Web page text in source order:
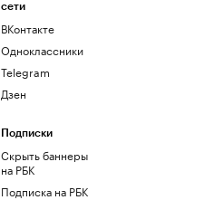
сети
ВКонтакте
Одноклассники
Telegram
Дзен
Подписки
Скрыть баннеры
на РБК
Подписка на РБК